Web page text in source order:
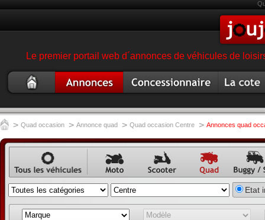
Le premier portail web d´annonces de véhicules de
occasion
garage magasin quad
> Quad occasion > Annonce quad > Quad occasion Centre > Annonces quad
Annonce
véhicule
occasion
Annonce
moto
Annonce
Annonce
buggy,
SSV
Etat